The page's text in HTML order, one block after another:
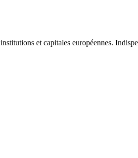
et capitales européennes.